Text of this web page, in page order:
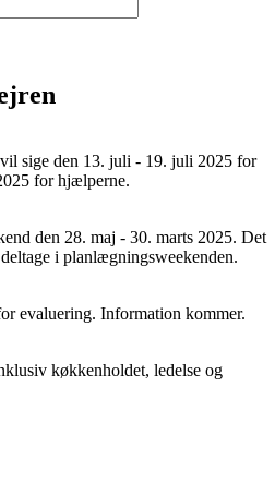
sige den 13. juli - 19. juli 2025 for
for hjælperne.
den 28. maj - 30. marts 2025. Det
i planlægningsweekenden.
evaluering. Information kommer.
køkkenholdet, ledelse og